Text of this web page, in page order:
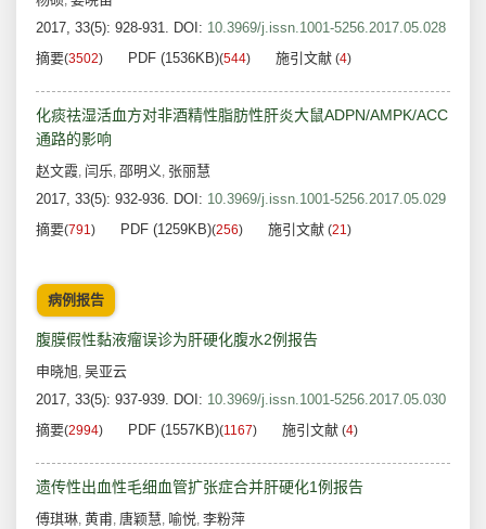
2017, 33(5): 928-931. DOI: 10.3969/j.issn.1001-5256.2017.05.028
摘要(3502) PDF (1536KB)(544) 施引文献 (4)
化痰祛湿活血方对非酒精性脂肪性肝炎大鼠ADPN/AMPK/ACC
通路的影响
赵文霞, 闫乐, 邵明义, 张丽慧
2017, 33(5): 932-936. DOI: 10.3969/j.issn.1001-5256.2017.05.029
摘要(791) PDF (1259KB)(256) 施引文献 (21)
病例报告
腹膜假性黏液瘤误诊为肝硬化腹水2例报告
申晓旭, 吴亚云
2017, 33(5): 937-939. DOI: 10.3969/j.issn.1001-5256.2017.05.030
摘要(2994) PDF (1557KB)(1167) 施引文献 (4)
遗传性出血性毛细血管扩张症合并肝硬化1例报告
傅琪琳, 黄甫, 唐颖慧, 喻悦, 李粉萍